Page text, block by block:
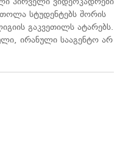
სტუდენტებს შორის
გაკვეთილს ატარებს.
ირანული სააგენტო არ